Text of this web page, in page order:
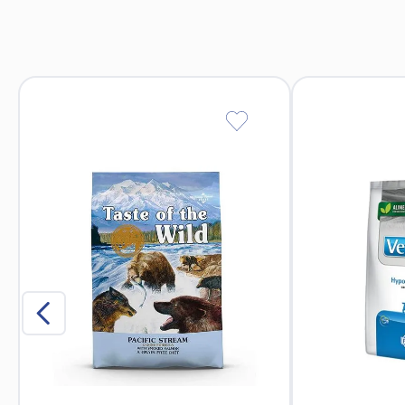
Alimentación más lenta y saludable: Se convierte
Mezclas